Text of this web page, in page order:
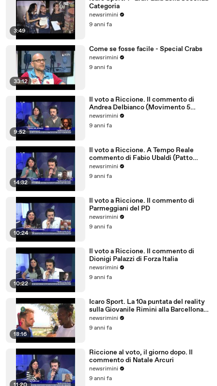
3:49
Categoria
newsrimini
9 anni fa
33:12
Come se fosse facile - Special Crabs
newsrimini
9 anni fa
9:52
Il voto a Riccione. Il commento di
Andrea Delbianco (Movimento 5
Stelle)
newsrimini
9 anni fa
14:32
Il voto a Riccione. A Tempo Reale
commento di Fabio Ubaldi (Patto
Civico Riccione)
newsrimini
9 anni fa
10:24
Il voto a Riccione. Il commento di
Parmeggiani del PD
newsrimini
9 anni fa
10:22
Il voto a Riccione. Il commento di
Dionigi Palazzi di Forza Italia
newsrimini
9 anni fa
18:16
Icaro Sport. La 10a puntata del reality
sulla Giovanile Rimini alla Barcellona
Professional Cup
newsrimini
9 anni fa
Riccione al voto, il giorno dopo. Il
commento di Natale Arcuri
newsrimini
9 anni fa